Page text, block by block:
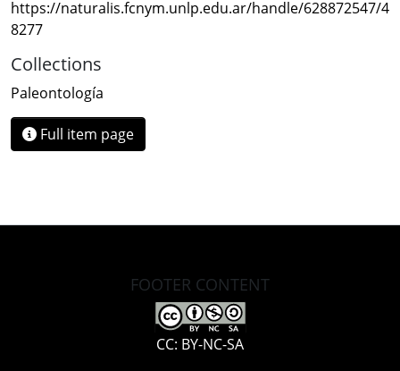
https://naturalis.fcnym.unlp.edu.ar/handle/628872547/4
8277
Collections
Paleontología
Full item page
FOOTER CONTENT
CC: BY-NC-SA